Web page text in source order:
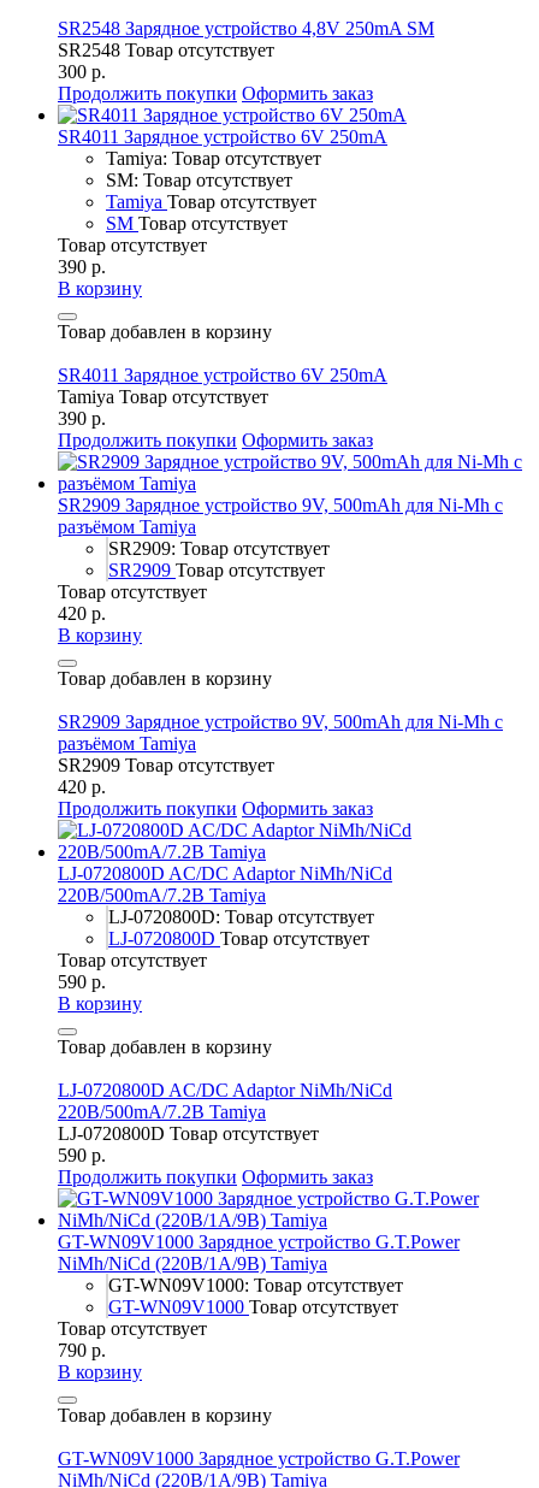
SR2548 Зарядное устройство 4,8V 250mA SM
SR2548 Товар отсутствует
300 р.
Продолжить покупки Оформить заказ
SR4011 Зарядное устройство 6V 250mA
Tamiya: Товар отсутствует
SM: Товар отсутствует
Tamiya Товар отсутствует
SM Товар отсутствует
Товар отсутствует
390 р.
В корзину
Товар добавлен в корзину
SR4011 Зарядное устройство 6V 250mA
Tamiya Товар отсутствует
390 р.
Продолжить покупки Оформить заказ
SR2909 Зарядное устройство 9V, 500mAh для Ni-Mh с
разъёмом Tamiya
SR2909: Товар отсутствует
SR2909 Товар отсутствует
Товар отсутствует
420 р.
В корзину
Товар добавлен в корзину
SR2909 Зарядное устройство 9V, 500mAh для Ni-Mh с
разъёмом Tamiya
SR2909 Товар отсутствует
420 р.
Продолжить покупки Оформить заказ
LJ-0720800D AC/DC Adaptor NiMh/NiCd
220В/500mA/7.2В Tamiya
LJ-0720800D: Товар отсутствует
LJ-0720800D Товар отсутствует
Товар отсутствует
590 р.
В корзину
Товар добавлен в корзину
LJ-0720800D AC/DC Adaptor NiMh/NiCd
220В/500mA/7.2В Tamiya
LJ-0720800D Товар отсутствует
590 р.
Продолжить покупки Оформить заказ
GT-WN09V1000 Зарядное устройство G.T.Power
NiMh/NiCd (220В/1A/9В) Tamiya
GT-WN09V1000: Товар отсутствует
GT-WN09V1000 Товар отсутствует
Товар отсутствует
790 р.
В корзину
Товар добавлен в корзину
GT-WN09V1000 Зарядное устройство G.T.Power
NiMh/NiCd (220В/1A/9В) Tamiya